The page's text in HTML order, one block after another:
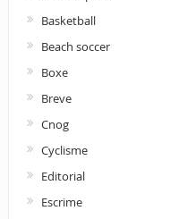
Basketball
Beach soccer
Boxe
Breve
Cnog
Cyclisme
Editorial
Escrime